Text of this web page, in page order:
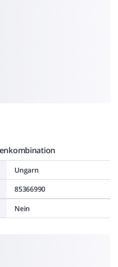
Ungarn
85366990
Nein